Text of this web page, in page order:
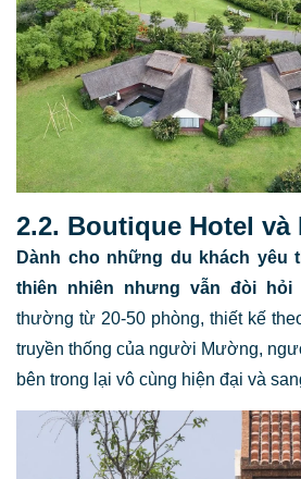
2.2. Boutique Hotel và
Dành cho những du khách yêu
thiên nhiên nhưng vẫn đòi
thường từ 20-50 phòng, thiết kế
truyền thống của người Mường,
bên trong lại vô cùng hiện đại và